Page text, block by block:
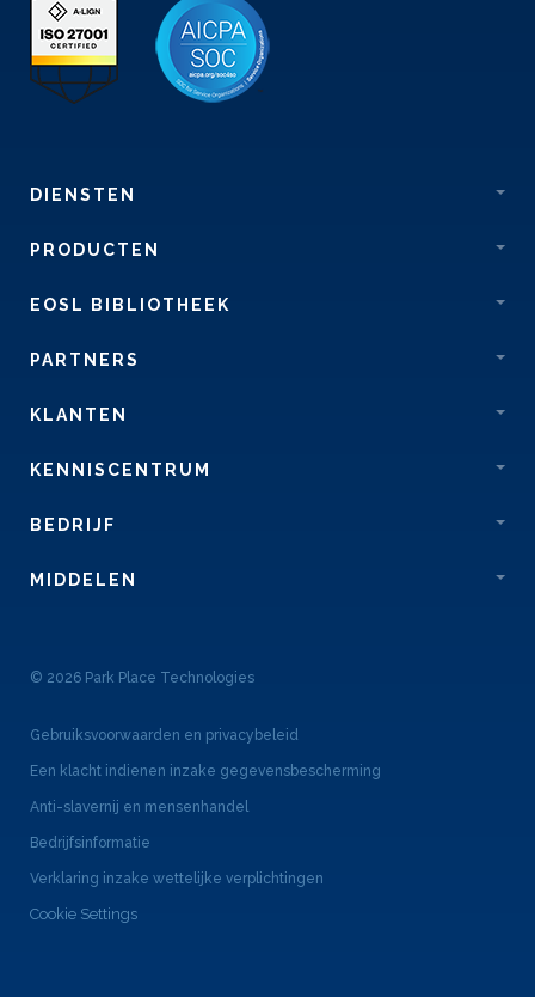
DIENSTEN
PRODUCTEN
EOSL BIBLIOTHEEK
PARTNERS
KLANTEN
KENNISCENTRUM
BEDRIJF
MIDDELEN
© 2026 Park Place Technologies
Gebruiksvoorwaarden en privacybeleid
Een klacht indienen inzake gegevensbescherming
Anti-slavernij en mensenhandel
Bedrijfsinformatie
Verklaring inzake wettelijke verplichtingen
Cookie Settings